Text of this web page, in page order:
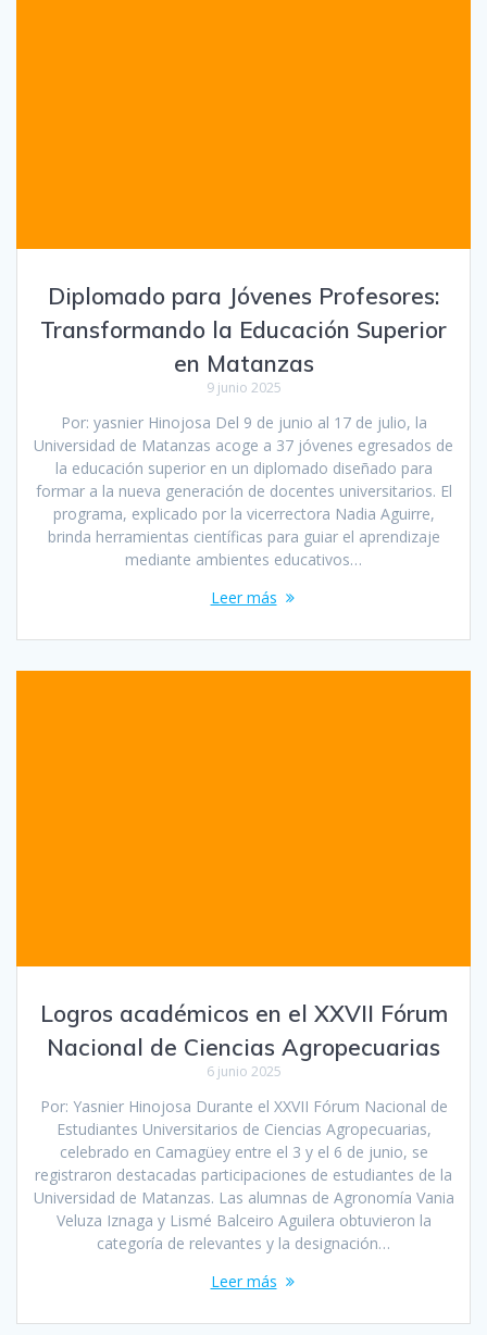
Diplomado para Jóvenes Profesores:
Transformando la Educación Superior
en Matanzas
9 junio 2025
Por: yasnier Hinojosa Del 9 de junio al 17 de julio, la
Universidad de Matanzas acoge a 37 jóvenes egresados de
la educación superior en un diplomado diseñado para
formar a la nueva generación de docentes universitarios. El
programa, explicado por la vicerrectora Nadia Aguirre,
brinda herramientas científicas para guiar el aprendizaje
mediante ambientes educativos…
Leer más
Logros académicos en el XXVII Fórum
Nacional de Ciencias Agropecuarias
6 junio 2025
Por: Yasnier Hinojosa Durante el XXVII Fórum Nacional de
Estudiantes Universitarios de Ciencias Agropecuarias,
celebrado en Camagüey entre el 3 y el 6 de junio, se
registraron destacadas participaciones de estudiantes de la
Universidad de Matanzas. Las alumnas de Agronomía Vania
Veluza Iznaga y Lismé Balceiro Aguilera obtuvieron la
categoría de relevantes y la designación…
Leer más